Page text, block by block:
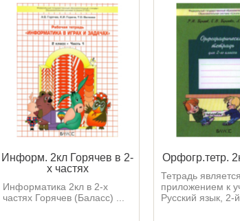
Информ. 2кл Горячев в 2-
х частях
Информатика 2кл в 2-х
частях Горячев (Баласс) ...
Орфогр.тетр.
Тетрадь является
приложением к
Русский язык, 2-й